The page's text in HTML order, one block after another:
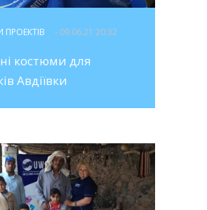
- 09.06.21 20:32
костюми для
Авдіївки